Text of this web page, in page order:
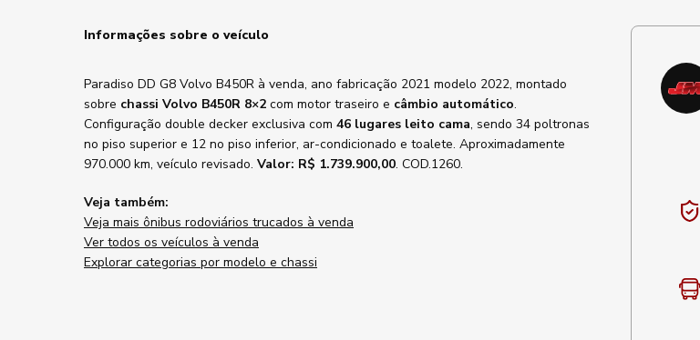
Informações sobre o veículo
Paradiso DD G8 Volvo B450R à venda, ano fabricação 2021 modelo 2022, montado
sobre chassi Volvo B450R 8×2 com motor traseiro e câmbio automático.
Configuração double decker exclusiva com 46 lugares leito cama, sendo 34 poltronas
no piso superior e 12 no piso inferior, ar-condicionado e toalete. Aproximadamente
970.000 km, veículo revisado. Valor: R$ 1.739.900,00. COD.1260.
Veja também:
Veja mais ônibus rodoviários trucados à venda
Ver todos os veículos à venda
Explorar categorias por modelo e chassi